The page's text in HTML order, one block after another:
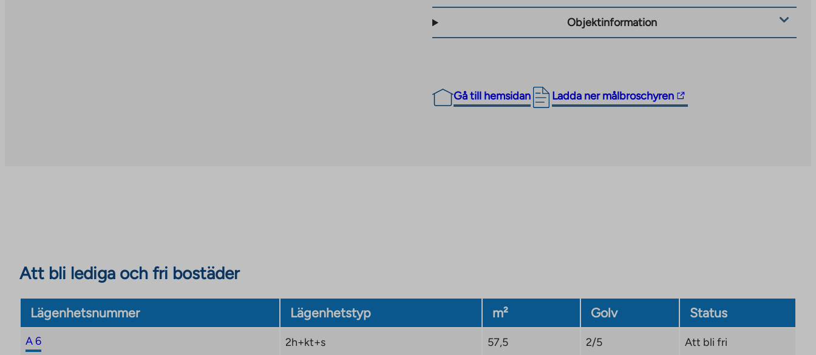
Objektinformation
Gå till hemsidan Ladda ner målbroschyren
The
Att bli lediga och fri bostäder
Lägenhetsnummer Lägenhetstyp m² Golv Status
A 6 2h+kt+s 57,5 2/5 Att bli fri